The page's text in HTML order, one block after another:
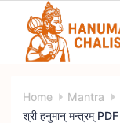
content
Home Mantra
श्री हनुमान् मन्त्रम् PDF